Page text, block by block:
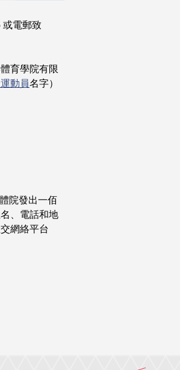
或電郵致
育學院有限
動員名字）
院發出一佰
、電話和地
網絡平台